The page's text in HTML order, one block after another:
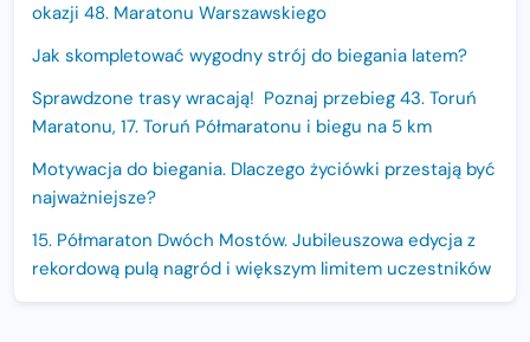
okazji 48. Maratonu Warszawskiego
Jak skompletować wygodny strój do biegania latem?
Sprawdzone trasy wracają! Poznaj przebieg 43. Toruń
Maratonu, 17. Toruń Półmaratonu i biegu na 5 km
Motywacja do biegania. Dlaczego życiówki przestają być
najważniejsze?
15. Półmaraton Dwóch Mostów. Jubileuszowa edycja z
rekordową pulą nagród i większym limitem uczestników